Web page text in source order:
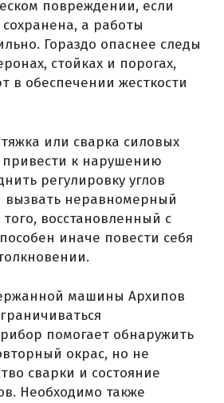
повреждении, если
сохранена, а работы
Гораздо опаснее следы
стойках и порогах,
в обеспечении жесткости
или сварка силовых
к нарушению
регулировку углов
вызвать неравномерный
восстановленный с
иначе повести себя
машины Архипов
помогает обнаружить
окрас, но не
сварки и состояние
Необходимо также